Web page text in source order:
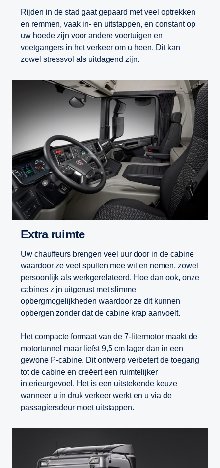
Rijden in de stad gaat gepaard met veel optrekken
en remmen, vaak in- en uitstappen, en constant op
uw hoede zijn voor andere voertuigen en
voetgangers in het verkeer om u heen. Dit kan
zowel stressvol als uitdagend zijn.
Extra ruimte
Uw chauffeurs brengen veel uur door in de cabine
waardoor ze veel spullen mee willen nemen, zowel
persoonlijk als werkgerelateerd. Hoe dan ook, onze
cabines zijn uitgerust met slimme
opbergmogelijkheden waardoor ze dit kunnen
opbergen zonder dat de cabine krap aanvoelt.
Het compacte formaat van de 7-litermotor maakt de
motortunnel maar liefst 9,5 cm lager dan in een
gewone P-cabine. Dit ontwerp verbetert de toegang
tot de cabine en creëert een ruimtelijker
interieurgevoel. Het is een uitstekende keuze
wanneer u in druk verkeer werkt en u via de
passagiersdeur moet uitstappen.